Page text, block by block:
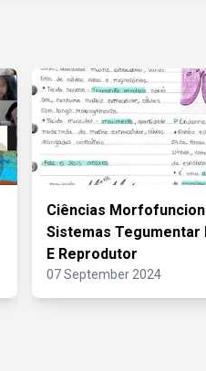
Ciências
Sistemas
E Reprodutor
07 September 2024